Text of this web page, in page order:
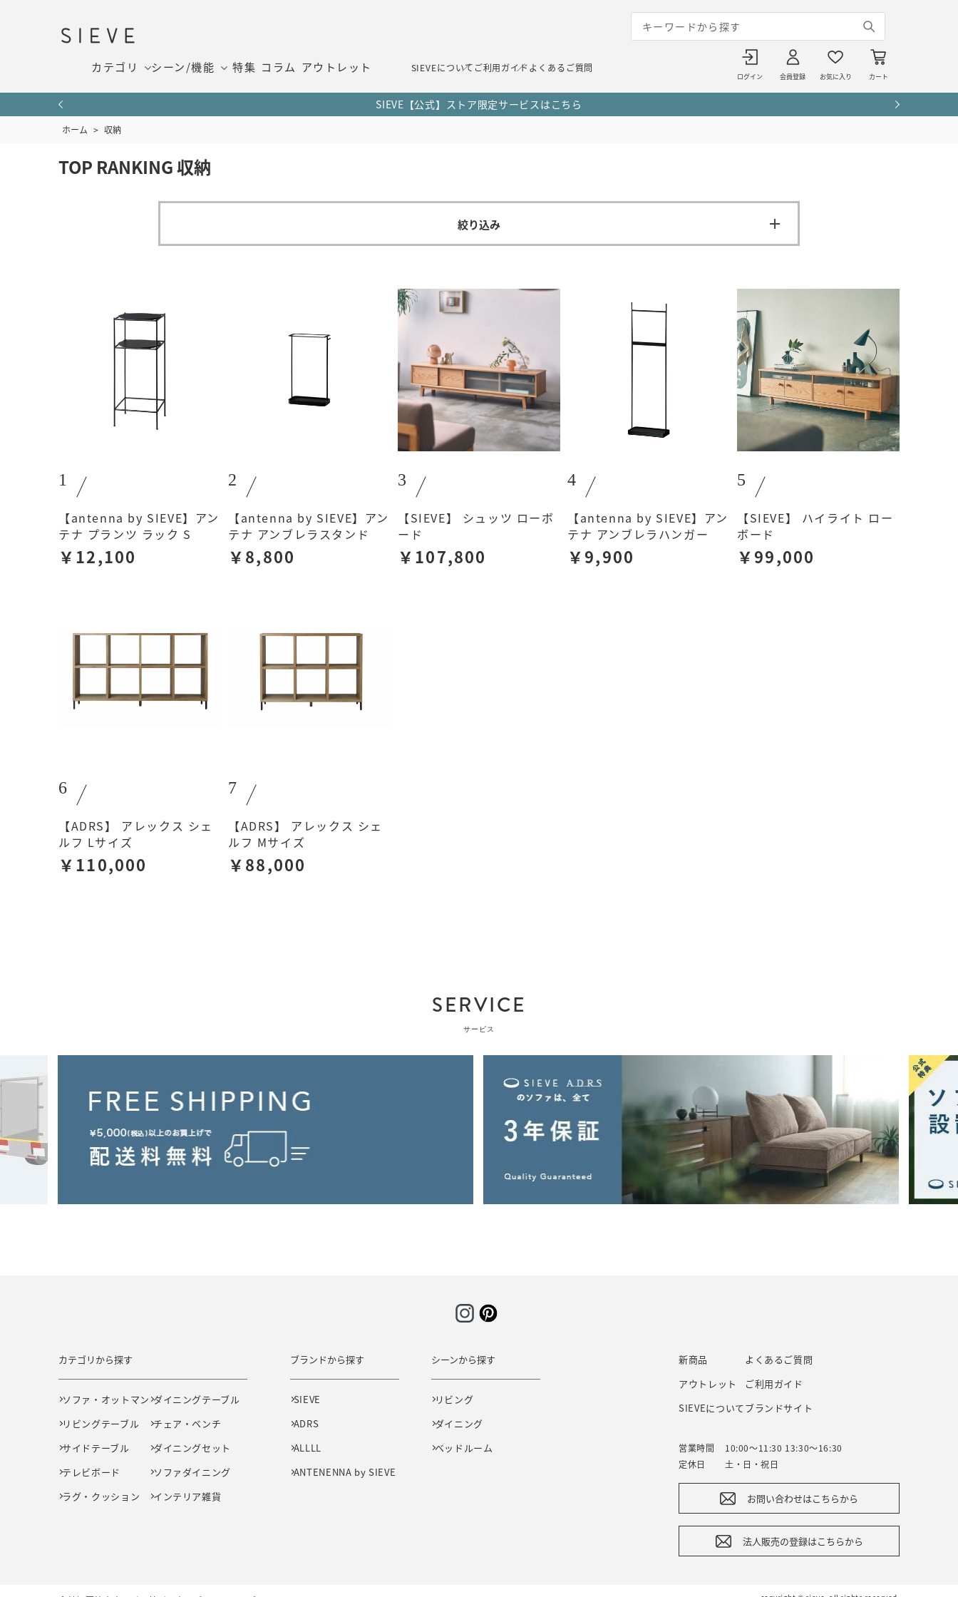
カテゴリ シーン/機能 特集 コラム アウトレット SIEVEについて ご利用ガイドよくあるご質問
ログイン 会員登録 お気に入り カート
SIEVE【公式】ストア限定サービスはこちら
ホーム > 収納
TOP RANKING 収納
絞り込み
1
【antenna by SIEVE】アン
テナ プランツ ラック S
￥12,100
2
【antenna by SIEVE】アン
テナ アンブレラスタンド
￥8,800
3
【SIEVE】 シュッツ ローボ
ード
￥107,800
4
【antenna by SIEVE】アン
テナ アンブレラハンガー
￥9,900
5
【SIEVE】 ハイライト ロー
ボード
￥99,000
6
【ADRS】 アレックス シェ
ルフ Lサイズ
￥110,000
7
【ADRS】 アレックス シェ
ルフ Mサイズ
￥88,000
SERVICE
サービス
カテゴリから探す
ソファ・オットマン
リビングテーブル
サイドテーブル
テレビボード
ラグ・クッション
ダイニングテーブル
チェア・ベンチ
ダイニングセット
ソファダイニング
インテリア雑貨
ブランドから探す
SIEVE
ADRS
ALLLL
ANTENENNA by SIEVE
シーンから探す
リビング
ダイニング
ベッドルーム
新商品
アウトレット
SIEVEについて
よくあるご質問
ご利用ガイド
ブランドサイト
営業時間
10:00～11:30 13:30～16:30
定休日
土・日・祝日
お問い合わせはこちらから
法人販売の登録はこちらから